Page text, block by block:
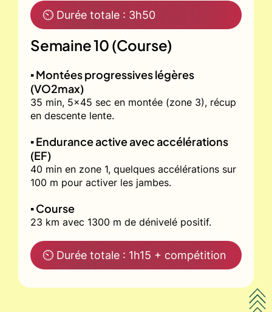
⏲ Durée totale : 3h50
Semaine 10 (Course)
▪️ Montées progressives légères
(VO2max)
35 min, 5x45 sec en montée (zone 3), récup
en descente lente.
▪️ Endurance active avec accélérations
(EF)
40 min en zone 1, quelques accélérations sur
100 m pour activer les jambes.
▪️ Course
23 km avec 1300 m de dénivelé positif.
⏲ Durée totale : 1h15 + compétition